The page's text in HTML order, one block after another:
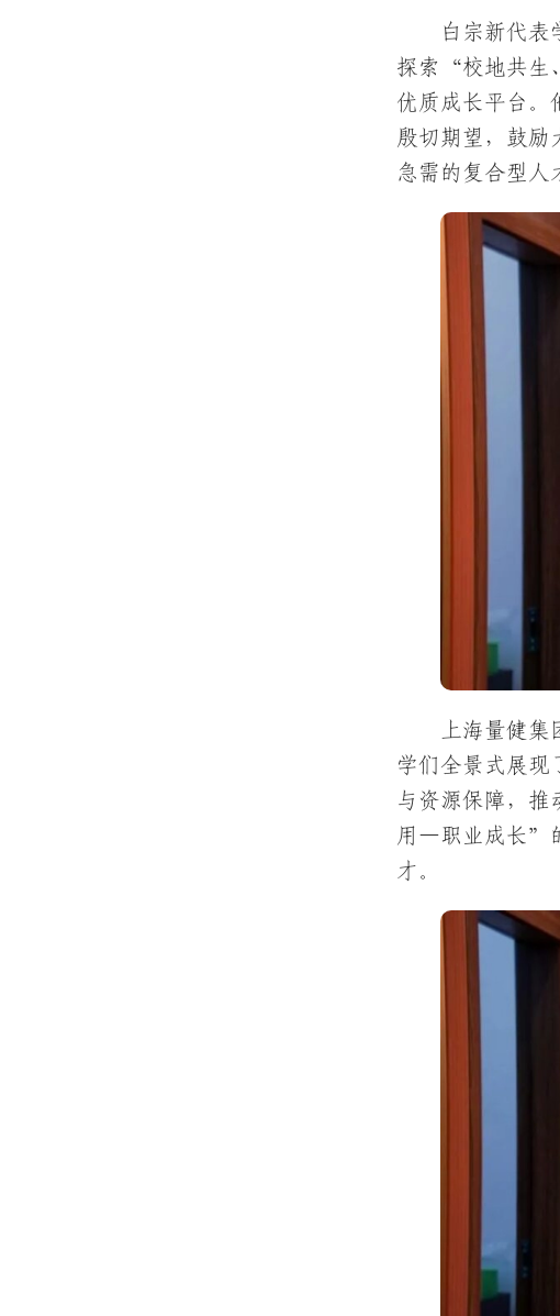
白宗新代
探索“校地共生
优质成长平台。
殷切期望，鼓励
急需的复合型人
上海量健
学们全景式展现
与资源保障，
用—职业成长”
才。